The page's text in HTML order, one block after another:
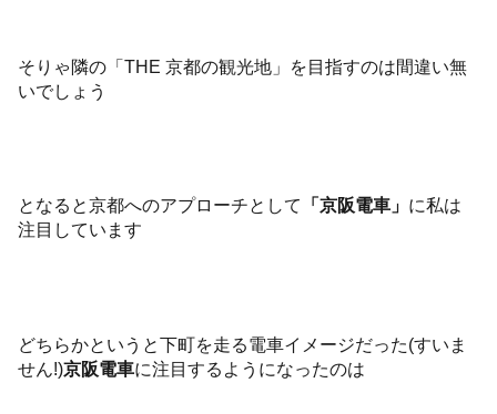
そりゃ隣の「THE 京都の観光地」を目指すのは間違い無
いでしょう
となると京都へのアプローチとして 「京阪電車」 に私は
注目しています
どちらかというと下町を走る電車イメージだった(すいま
せん!)京阪電車に注目するようになったのは